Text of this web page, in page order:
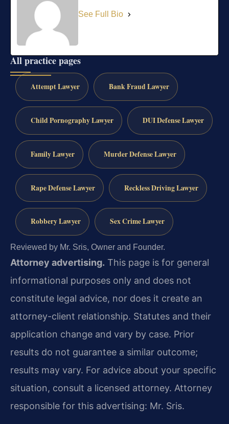
See Full Bio
All practice pages
Attempt Lawyer Bank Fraud Lawyer
Child Pornography Lawyer DUI Defense Lawyer
Family Lawyer Murder Defense Lawyer
Rape Defense Lawyer Reckless Driving Lawyer
Robbery Lawyer Sex Crime Lawyer
Reviewed by Mr. Sris, Owner and Founder.
Attorney advertising. This page is for general
informational purposes only and does not
constitute legal advice, nor does it create an
attorney-client relationship. Statutes and their
application change and vary by case. Prior
results do not guarantee a similar outcome;
results may vary. For advice about your specific
situation, consult a licensed attorney. Attorney
responsible for this advertising: Mr. Sris.